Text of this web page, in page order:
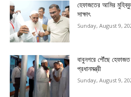
হেফাজতের আমির
সাক্ষাৎ
Sunday, August 9,
বাবুনগরে পৌঁছে
প্রধানমন্ত্রী
Sunday, August 9,